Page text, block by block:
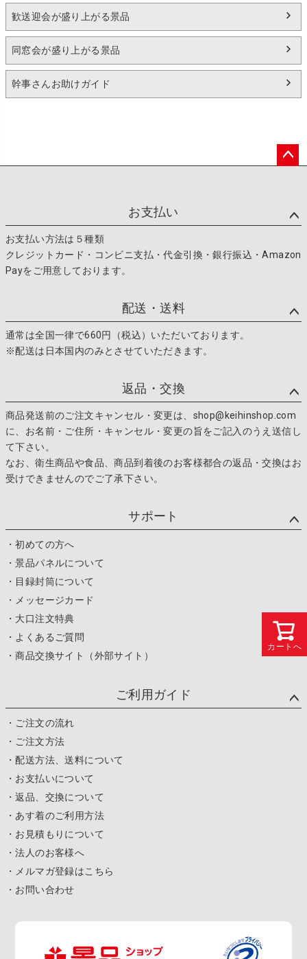
歓送迎会が盛り上がる景品
同窓会が盛り上がる景品
幹事さんお助けガイド
カートへ
お支払い
お支払い方法は５種類
クレジットカード・コンビニ支払・代金引換・銀行振込・Amazon
Payをご用意しております。
配送・送料
通常は全国一律で660円（税込）いただいております。
※配送は日本国内のみとさせていただきます。
返品・交換
商品発送前のご注文キャンセル・変更は、shop@keihinshop.com
に、お名前・ご住所・キャンセル・変更の旨をご記入のうえ送信し
て下さい。
なお、衛生商品や食品、商品到着後のお客様都合の返品・交換はお
受けできませんのでご了承下さい。
サポート
・初めての方へ
・景品パネルについて
・目録封筒について
・メッセージカード
・大口注文特典
・よくあるご質問
・商品交換サイト（外部サイト）
ご利用ガイド
・ご注文の流れ
・ご注文方法
・配送方法、送料について
・お支払いについて
・返品、交換について
・あす着のご利用方法
・お見積もりについて
・法人のお客様へ
・メルマガ登録はこちら
・お問い合わせ